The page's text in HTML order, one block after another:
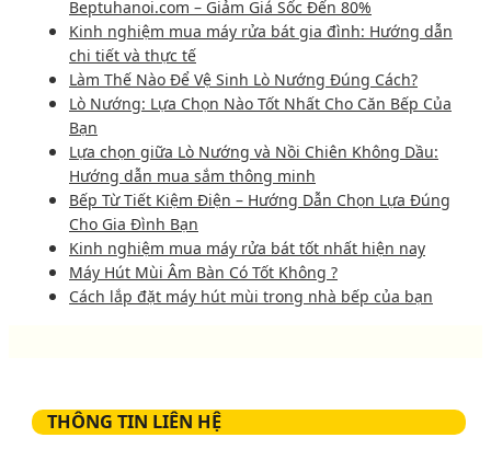
Beptuhanoi.com – Giảm Giá Sốc Đến 80%
Kinh nghiệm mua máy rửa bát gia đình: Hướng dẫn
chi tiết và thực tế
Làm Thế Nào Để Vệ Sinh Lò Nướng Đúng Cách?
Lò Nướng: Lựa Chọn Nào Tốt Nhất Cho Căn Bếp Của
Bạn
Lựa chọn giữa Lò Nướng và Nồi Chiên Không Dầu:
Hướng dẫn mua sắm thông minh
Bếp Từ Tiết Kiệm Điện – Hướng Dẫn Chọn Lựa Đúng
Cho Gia Đình Bạn
Kinh nghiệm mua máy rửa bát tốt nhất hiện nay
Máy Hút Mùi Âm Bàn Có Tốt Không ?
Cách lắp đặt máy hút mùi trong nhà bếp của bạn
THÔNG TIN LIÊN HỆ